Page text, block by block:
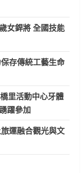
女銲將 全國技能
存傳統工藝生命
里活動中心牙體
躍參加
運融合觀光與文